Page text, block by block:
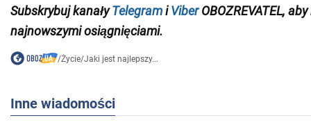
SubskrybujkanałyTelegramiViberOBOZREVATEL,
najnowszymi osiągnięciami.
/Życie/Jaki jest najlepszy...
Inne wiadomości